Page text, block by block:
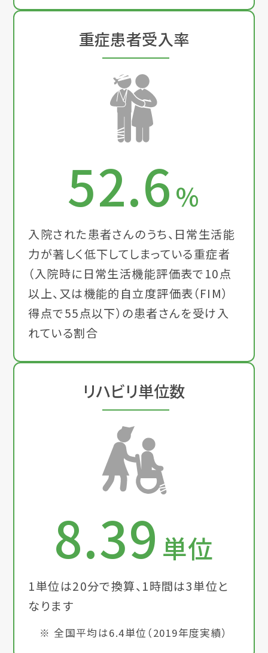
重症患者受入率
52.6 %
入院された患者さんのうち、日常生活能
力が著しく低下してしまっている重症者
（入院時に日常生活機能評価表で10点
以上、又は機能的自立度評価表（FIM）
得点で55点以下）の患者さんを受け入
れている割合
リハビリ単位数
8.39 単位
1単位は20分で換算、1時間は3単位と
なります
※ 全国平均は6.4単位（2019年度実績）